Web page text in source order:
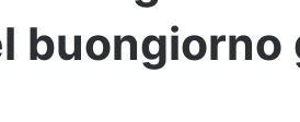
buongiorno